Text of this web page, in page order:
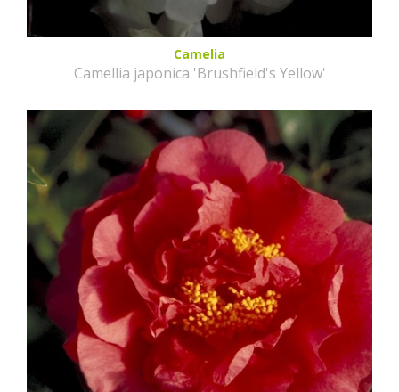
Camelia
Camellia japonica 'Brushfield's Yellow'